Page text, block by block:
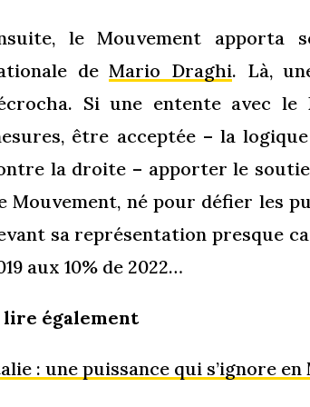
le Mouvement apporta
deMario Draghi. Là,
Si une entente avec
être acceptée – la
la droite – apporter le
Mouvement, né pour défier les
sa représentation presque
aux 10% de 2022…
lire également
: une puissance qui s’ignore